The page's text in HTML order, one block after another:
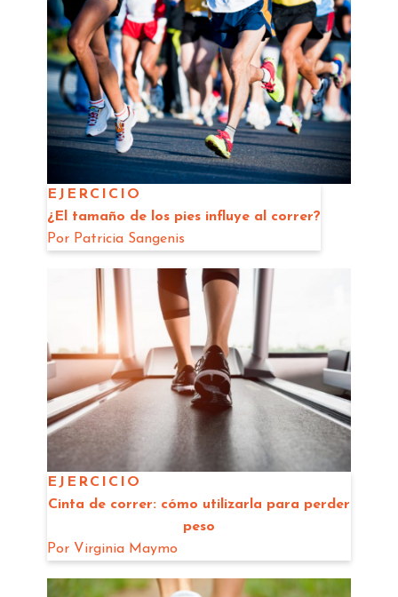
EJERCICIO
¿El tamaño de los pies influye al correr?
Por Patricia Sangenis
EJERCICIO
Cinta de correr: cómo utilizarla para perder
peso
Por Virginia Maymo